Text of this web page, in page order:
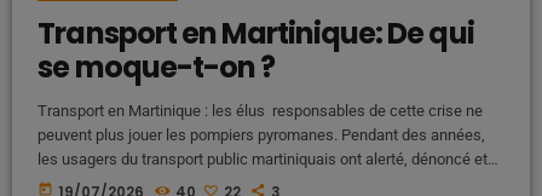
Transport en Martinique: De qui
se moque-t-on ?
Transport en Martinique : les élus responsables de cette crise ne
peuvent plus jouer les pompiers pyromanes. Pendant des années,
les usagers du transport public martiniquais ont alerté, dénoncé et
parfois même manifesté. Ils ont signalé des bus qui ne passent
today 19/07/2026 40 22 3